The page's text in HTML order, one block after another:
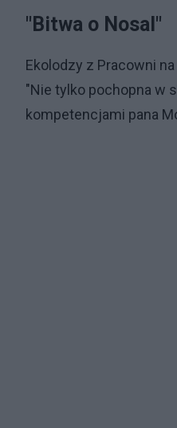
"Bitwa o Nosal"
Ekolodzy z Pracowni
"Nie tylko pochopna w
kompetencjami pana